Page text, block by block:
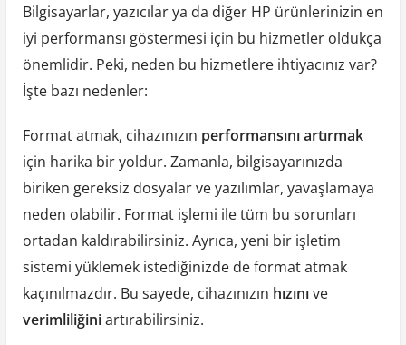
Hizmeti
Bilgisayarlar, yazıcılar ya da diğer HP ürünlerinizin en
iyi performansı göstermesi için bu hizmetler oldukça
önemlidir. Peki, neden bu hizmetlere ihtiyacınız var?
İşte bazı nedenler:
Format atmak, cihazınızın performansını artırmak
için harika bir yoldur. Zamanla, bilgisayarınızda
biriken gereksiz dosyalar ve yazılımlar, yavaşlamaya
neden olabilir. Format işlemi ile tüm bu sorunları
ortadan kaldırabilirsiniz. Ayrıca, yeni bir işletim
sistemi yüklemek istediğinizde de format atmak
kaçınılmazdır. Bu sayede, cihazınızın hızınıve
verimliliğiniartırabilirsiniz.